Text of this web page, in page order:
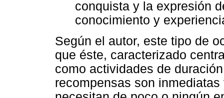
conquista y la expresión
conocimiento y
Según el autor, este tipo de
que éste, caracterizado
como actividades de
recompensas son